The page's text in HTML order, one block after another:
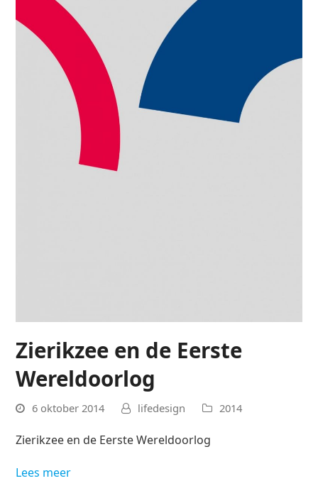
Zierikzee en de Eerste
Wereldoorlog
6 oktober 2014 lifedesign 2014
Zierikzee en de Eerste Wereldoorlog
Lees meer